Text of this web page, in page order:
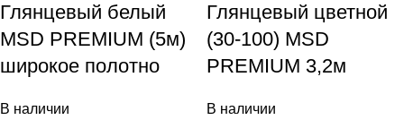
Глянцевый белый
MSD PREMIUM (5м)
широкое полотно
В наличии
Глянцевый цветной
(30-100) MSD
PREMIUM 3,2м
В наличии